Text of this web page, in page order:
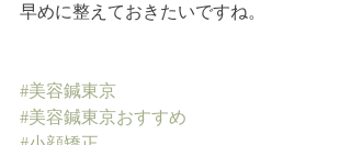
早めに整えておきたいですね。
#美容鍼東京
#美容鍼東京おすすめ